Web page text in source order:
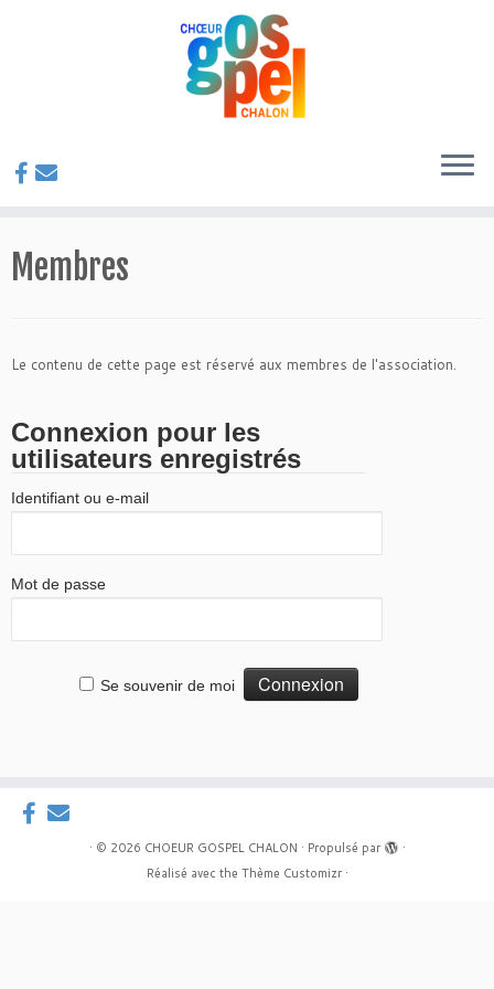
au
contenu
Membres
Le contenu de cette page est réservé aux membres de l'association.
Connexion pour les
utilisateurs enregistrés
Identifiant ou e-mail
Mot de passe
Se souvenir de moi
· © 2026 CHOEUR GOSPEL CHALON · Propulsé par
·
Réalisé avec the Thème Customizr·